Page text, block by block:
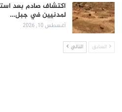
اكتشاف صادم بعد
لمدنيين في جبل…
أغسطس 10, 2026
السابق التالي